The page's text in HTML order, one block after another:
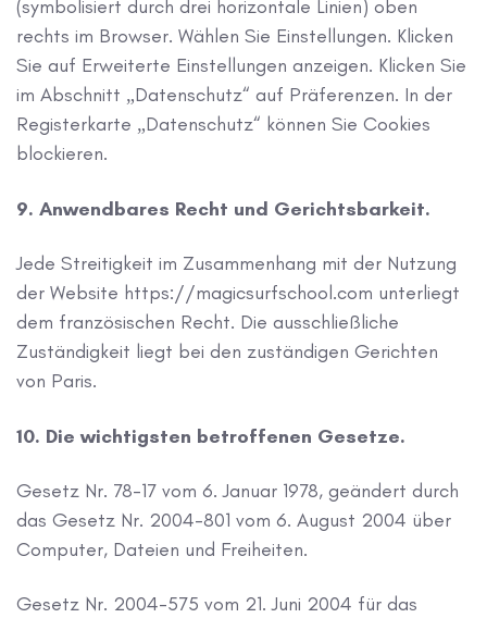
(symbolisiert durch drei horizontale Linien) oben
rechts im Browser. Wählen Sie Einstellungen. Klicken
Sie auf Erweiterte Einstellungen anzeigen. Klicken Sie
im Abschnitt „Datenschutz“ auf Präferenzen. In der
Registerkarte „Datenschutz“ können Sie Cookies
blockieren.
9. Anwendbares Recht und Gerichtsbarkeit.
Jede Streitigkeit im Zusammenhang mit der Nutzung
der Website https://magicsurfschool.com unterliegt
dem französischen Recht. Die ausschließliche
Zuständigkeit liegt bei den zuständigen Gerichten
von Paris.
10. Die wichtigsten betroffenen Gesetze.
Gesetz Nr. 78-17 vom 6. Januar 1978, geändert durch
das Gesetz Nr. 2004-801 vom 6. August 2004 über
Computer, Dateien und Freiheiten.
Gesetz Nr. 2004-575 vom 21. Juni 2004 für das